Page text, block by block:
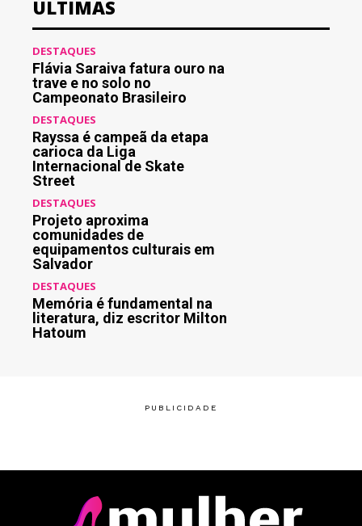
ÚLTIMAS
DESTAQUES
Flávia Saraiva fatura ouro na
trave e no solo no
Campeonato Brasileiro
DESTAQUES
Rayssa é campeã da etapa
carioca da Liga
Internacional de Skate
Street
DESTAQUES
Projeto aproxima
comunidades de
equipamentos culturais em
Salvador
DESTAQUES
Memória é fundamental na
literatura, diz escritor Milton
Hatoum